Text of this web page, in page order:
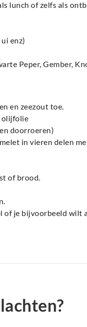
lunch of zelfs als
enz)
Peper, Gember,
en zeezout toe.
olijfolie
doorroeren)
in vieren delen
of brood.
je bijvoorbeeld wilt